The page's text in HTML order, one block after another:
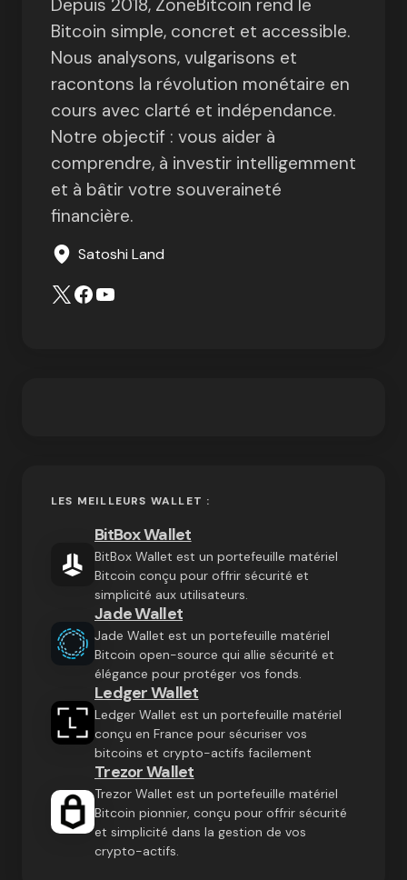
Depuis 2018, ZoneBitcoin rend le
Bitcoin simple, concret et accessible.
Nous analysons, vulgarisons et
racontons la révolution monétaire en
cours avec clarté et indépendance.
Notre objectif : vous aider à
comprendre, à investir intelligemment
et à bâtir votre souveraineté
financière.
Satoshi Land
LES MEILLEURS WALLET :
BitBox Wallet
BitBox Wallet est un portefeuille matériel
Bitcoin conçu pour offrir sécurité et
simplicité aux utilisateurs.
Jade Wallet
Jade Wallet est un portefeuille matériel
Bitcoin open-source qui allie sécurité et
élégance pour protéger vos fonds.
Ledger Wallet
Ledger Wallet est un portefeuille matériel
conçu en France pour sécuriser vos
bitcoins et crypto-actifs facilement
Trezor Wallet
Trezor Wallet est un portefeuille matériel
Bitcoin pionnier, conçu pour offrir sécurité
et simplicité dans la gestion de vos
crypto-actifs.